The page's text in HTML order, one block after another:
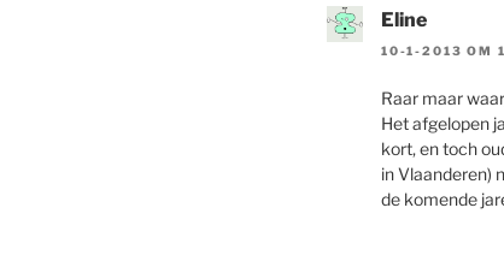
Eline
10-1-2013 OM
Raar maar
Het afgelopen
kort, en toch
in Vlaanderen)
de komende